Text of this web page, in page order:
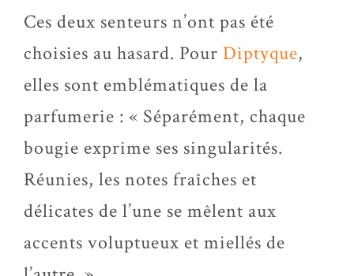
Ces deux senteurs n’ont pas été
choisies au hasard. Pour Diptyque,
elles sont emblématiques de la
parfumerie : « Séparément, chaque
bougie exprime ses singularités.
Réunies, les notes fraîches et
délicates de l’une se mêlent aux
accents voluptueux et miellés de